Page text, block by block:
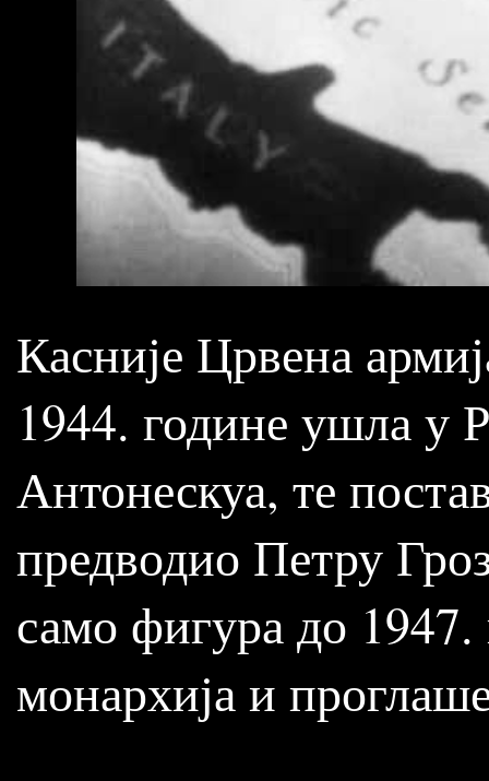
Касније Црвена
1944. године ушла у
Антонескуа, те
предводио Петру
само фигура до
монархија и